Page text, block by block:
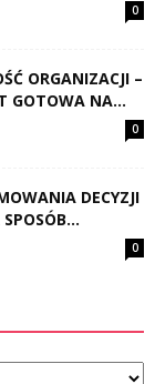
0
ORGANIZACJI –
GOTOWA NA...
0
DECYZJI
0